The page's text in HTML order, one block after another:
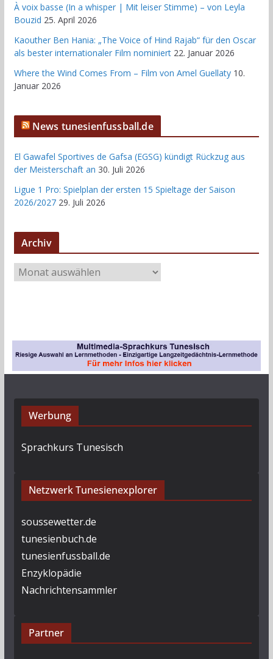
À voix basse (In a whisper | Mit leiser Stimme) – von Leyla
Bouzid 25. April 2026
Kaouther Ben Hania: „The Voice of Hind Rajab“ für den Oscar
als bester internationaler Film nominiert 22. Januar 2026
Where the Wind Comes From – Film von Amel Guellaty 10.
Januar 2026
News tunesienfussball.de
El Gawafel Sportives de Gafsa (EGSG) kündigt Rückzug aus
der Meisterschaft an 30. Juli 2026
Ligue 1 Pro: Spielplan der ersten 15 Spieltage der Saison
2026/2027 29. Juli 2026
Archiv
r
Werbung
Sprachkurs Tunesisch
Netzwerk Tunesienexplorer
soussewetter.de
tunesienbuch.de
tunesienfussball.de
Enzyklopädie
Nachrichtensammler
Partner